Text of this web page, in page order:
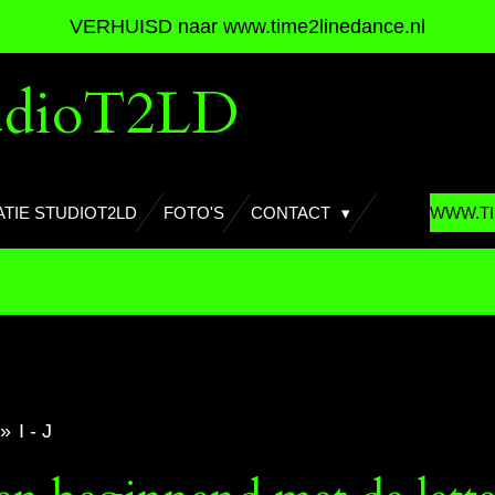
VERHUISD naar www.time2linedance.nl
STUDIOT2LD FOTO'S CONTACT
» I - J